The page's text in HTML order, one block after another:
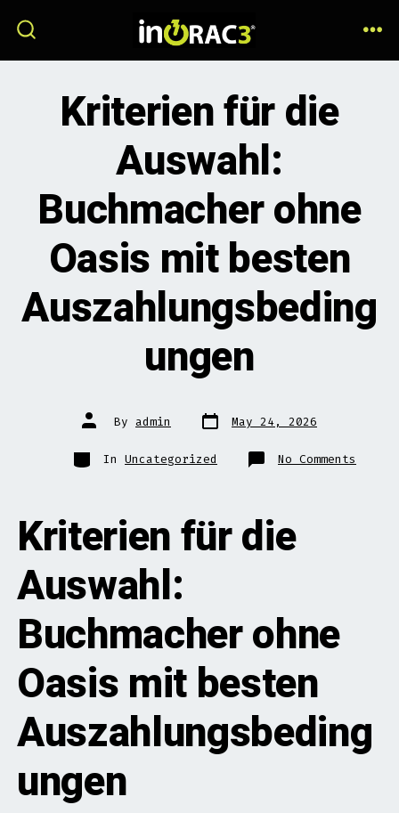
content
Kriterien für die
Auswahl:
Buchmacher ohne
Oasis mit besten
Auszahlungsbeding
ungen
Post
author
By admin Post
date
May 24, 2026
Categories
In Uncategorized No Comments
Kriterien für die
Auswahl:
Buchmacher ohne
Oasis mit besten
Auszahlungsbeding
ungen